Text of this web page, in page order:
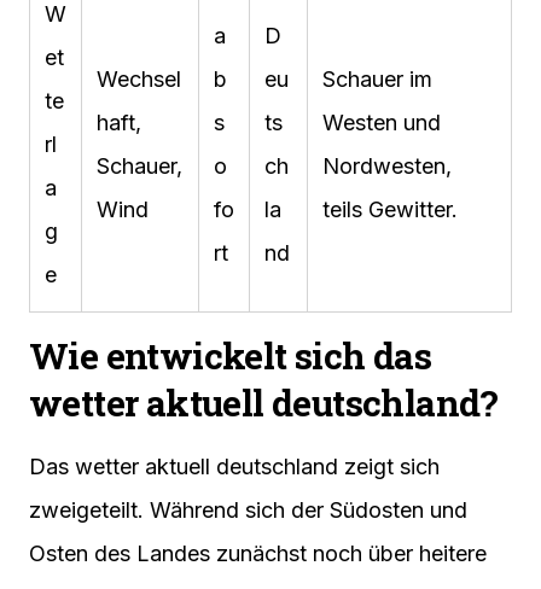
W
et
te
rl
a
g
e
Wechsel
haft,
Schauer,
Wind
a
b
s
o
fo
rt
D
eu
ts
ch
la
nd
Schauer im
Westen und
Nordwesten,
teils Gewitter.
Wie entwickelt sich das
wetter aktuell deutschland?
Das wetter aktuell deutschland zeigt sich
zweigeteilt. Während sich der Südosten und
Osten des Landes zunächst noch über heitere